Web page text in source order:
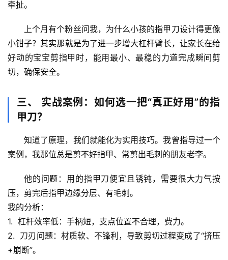
自
物
人
奥
秘
史
宇
天
文
牵扯。
上个月有个粉丝问我，为什么小孩的指甲刀设计得更像
小钳子？其实那就是为了进一步增大杠杆臂长，让家长在给
好动的宝宝剪指甲时，能用最小、最稳的力道完成瞬间剪
切，确保安全。
三、 实战案例：如何选一把“真正好用”的指
甲刀？
知道了原理，我们就能化为实用技巧。我曾指导过一个
案例，我那位总是剪不好指甲、常剪出毛刺的朋友老李。
他的问题 ：用的指甲刀便宜且锈钝，需要很大力气按
压，剪完后指甲边缘分层、有毛刺。
我的分析：
1. 杠杆效率低：手柄短，支点位置不合理，费力。
2. 刀刃问题：材质软、不锋利，导致剪切过程变成了“挤压
+崩断”。